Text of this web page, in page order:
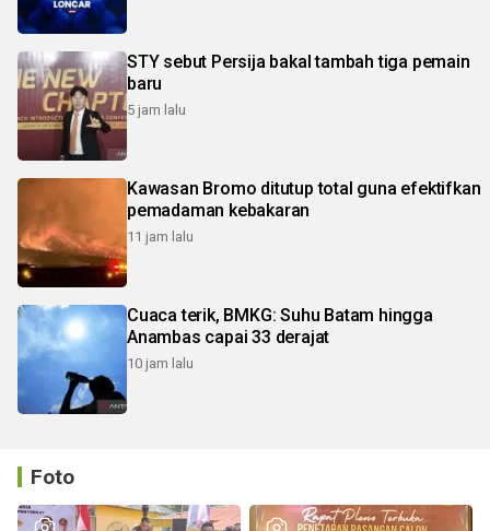
STY sebut Persija bakal tambah tiga pemain
baru
5 jam lalu
Kawasan Bromo ditutup total guna efektifkan
pemadaman kebakaran
11 jam lalu
Cuaca terik, BMKG: Suhu Batam hingga
Anambas capai 33 derajat
10 jam lalu
Foto